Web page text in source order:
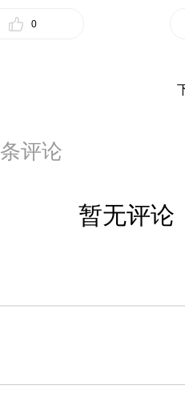
0
条评论
暂无评论